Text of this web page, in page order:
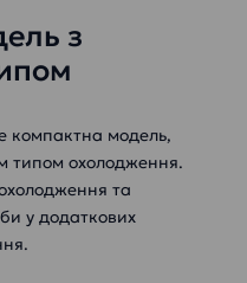
з
компактна модель,
типом охолодження.
та
у додаткових